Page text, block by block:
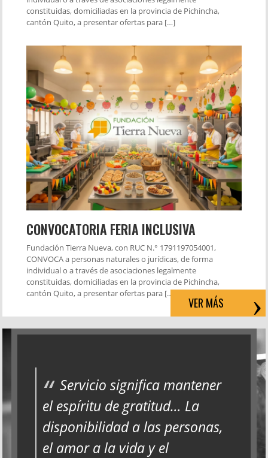
constituidas, domiciliadas en la provincia de Pichincha,
cantón Quito, a presentar ofertas para […]
CONVOCATORIA FERIA INCLUSIVA
Fundación Tierra Nueva, con RUC N.° 1791197054001,
CONVOCA a personas naturales o jurídicas, de forma
individual o a través de asociaciones legalmente
constituidas, domiciliadas en la provincia de Pichincha,
cantón Quito, a presentar ofertas para […]
VER MÁS
Servicio significa mantener
el espíritu de gratitud… La
disponibilidad a las personas,
el amor a la vida y el